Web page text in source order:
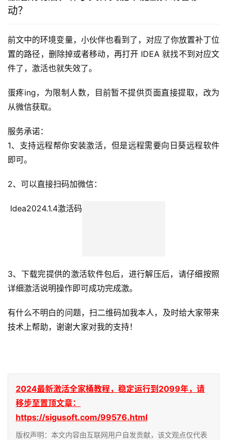
动？
前文中的环境变量，小伙伴也看到了，对应了你放置补丁位
置的路径，删除掉或者移动，再打开 IDEA 就找不到对应文
件了，激活也就失效了。
蛋疼ing，为限制人数，目前暂不提供页面直接提取，改为
从微信获取。
服务承诺：
1、支持远程帮你安装激活，但是远程需要向日葵远程软件
即可。
2、可以直接扫码加微信：
Idea2024.1.4激活码
3、下载完提供的激活软件包后，进行解压后，请仔细按照
详细激活说明操作即可成功完成激。
有什么不明白的问题，扫二维码加我本人，及时给大家带来
技术上帮助，谢谢大家对我的支持！
2024最新激活全家桶教程，稳定运行到2099年，请
移步至置顶文章：
https://sigusoft.com/99576.html
版权声明：本文内容由互联网用户自发贡献，该文观点仅代表